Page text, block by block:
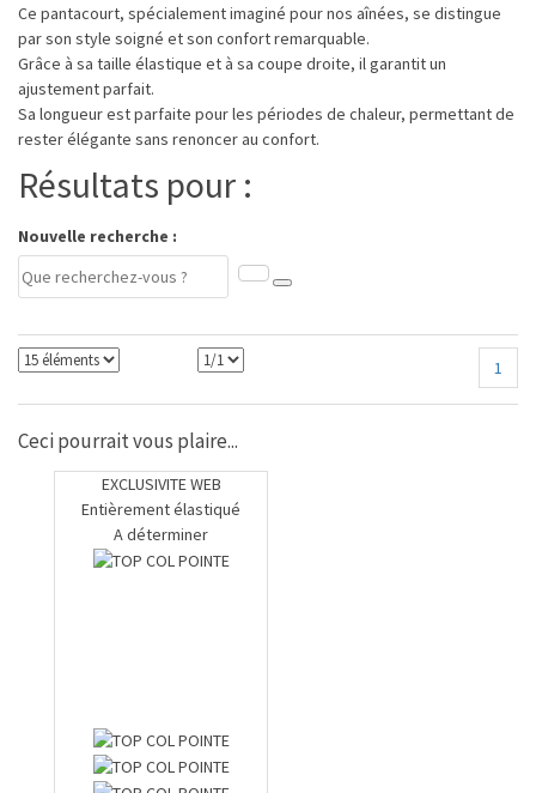
Ce pantacourt, spécialement imaginé pour nos aînées, se distingue
par son style soigné et son confort remarquable.
Grâce à sa taille élastique et à sa coupe droite, il garantit un
ajustement parfait.
Sa longueur est parfaite pour les périodes de chaleur, permettant de
rester élégante sans renoncer au confort.
Résultats pour :
Nouvelle recherche :
1
Ceci pourrait vous plaire...
EXCLUSIVITE WEB
Entièrement élastiqué
A déterminer